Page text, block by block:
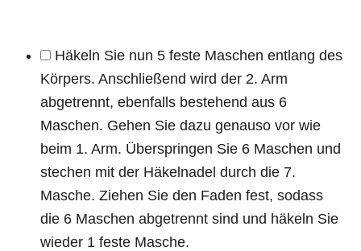
Häkeln Sie nun 5 feste Maschen entlang des
Körpers. Anschließend wird der 2. Arm
abgetrennt, ebenfalls bestehend aus 6
Maschen. Gehen Sie dazu genauso vor wie
beim 1. Arm. Überspringen Sie 6 Maschen und
stechen mit der Häkelnadel durch die 7.
Masche. Ziehen Sie den Faden fest, sodass
die 6 Maschen abgetrennt sind und häkeln Sie
wieder 1 feste Masche.